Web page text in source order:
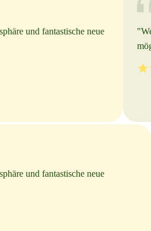
und fantastische neue
"
und fantastische neue